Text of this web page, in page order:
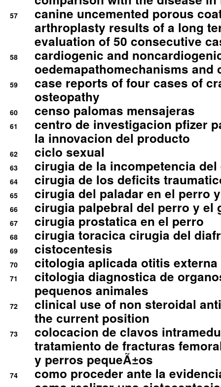
57
canine uncemented porous
arthroplasty results of a long
evaluation of 50 consecutive
58
cardiogenic and
oedemapathomechanisms and
59
case reports of four cases of
osteopathy
60 censo palomas mensajeras
61
centro de investigacion pfizer
la innovacion del producto
62 ciclo sexual
63 cirugia de la incompetencia
64 cirugia de los deficits
65 cirugia del paladar en el perro
66 cirugia palpebral del perro y el
67 cirugia prostatica en el perro
68 cirugia toracica cirugia del
69 cistocentesis
70 citologia aplicada otitis externa
71
citologia diagnostica de
pequenos animales
72
clinical use of non steroidal
the current position
73
colocacion de clavos
tratamiento de fracturas
y perros pequeÃ±os
74 como proceder ante la